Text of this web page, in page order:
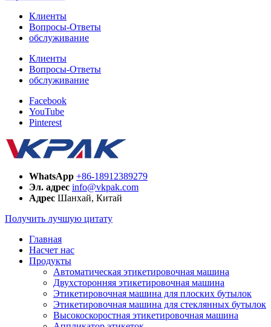
Клиенты
Вопросы-Ответы
обслуживание
Клиенты
Вопросы-Ответы
обслуживание
Facebook
YouTube
Pinterest
WhatsApp +86-18912389279
Эл. адрес info@vkpak.com
Адрес Шанхай, Китай
Получить лучшую цитату
Главная
Насчет нас
Продукты
Автоматическая этикетировочная машина
Двухсторонняя этикетировочная машина
Этикетировочная машина для плоских бутылок
Этикетировочная машина для стеклянных бутылок
Высокоскоростная этикетировочная машина